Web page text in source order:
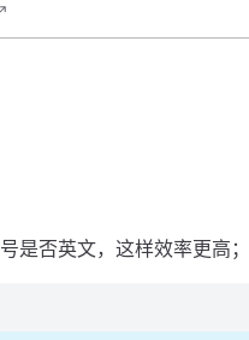
是否英文，这样效率更高；